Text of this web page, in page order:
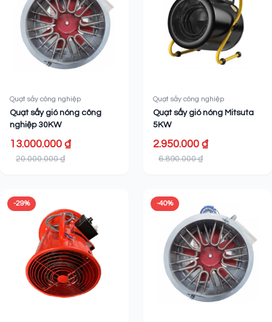
Quạt sấy công nghiệp
Quạt sấy gió nóng công
nghiệp 30KW
13.000.000 ₫
20.000.000 ₫
Quạt sấy công nghiệp
Quạt sấy gió nóng Mitsuta
5KW
2.950.000 ₫
6.890.000 ₫
-29% -40%